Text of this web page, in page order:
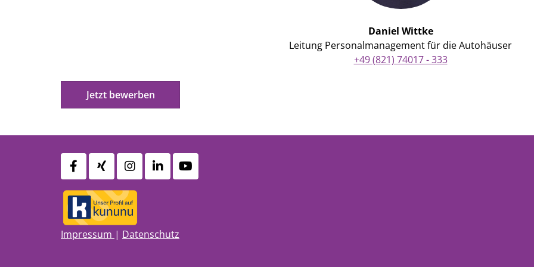
Daniel Wittke
Leitung Personalmanagement für die Autohäuser
+49 (821) 74017 - 333
Jetzt bewerben
Impressum | Datenschutz